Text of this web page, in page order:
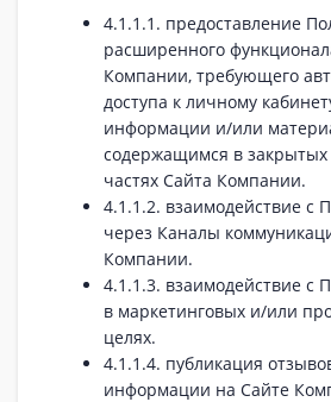
4.1.1.1. предоставление
расширенного
Компании, требующего
доступа к личному
информации и/или
содержащимся в
частях Сайта Компании.
4.1.1.2. взаимодействие с
через Каналы
Компании.
4.1.1.3. взаимодействие с
в маркетинговых и/или
целях.
4.1.1.4. публикация
информации на Сайте